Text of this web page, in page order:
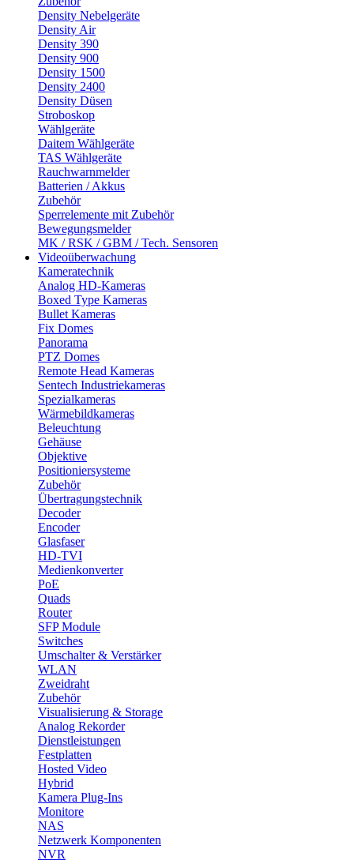
Density Nebelgeräte
Density Air
Density 390
Density 900
Density 1500
Density 2400
Density Düsen
Stroboskop
Wählgeräte
Daitem Wählgeräte
TAS Wählgeräte
Rauchwarnmelder
Batterien / Akkus
Zubehör
Sperrelemente mit Zubehör
Bewegungsmelder
MK / RSK / GBM / Tech. Sensoren
Videoüberwachung
Kameratechnik
Analog HD-Kameras
Boxed Type Kameras
Bullet Kameras
Fix Domes
Panorama
PTZ Domes
Remote Head Kameras
Sentech Industriekameras
Spezialkameras
Wärmebildkameras
Beleuchtung
Gehäuse
Objektive
Positioniersysteme
Zubehör
Übertragungstechnik
Decoder
Encoder
Glasfaser
HD-TVI
Medienkonverter
PoE
Quads
Router
SFP Module
Switches
Umschalter & Verstärker
WLAN
Zweidraht
Zubehör
Visualisierung & Storage
Analog Rekorder
Dienstleistungen
Festplatten
Hosted Video
Hybrid
Kamera Plug-Ins
Monitore
NAS
Netzwerk Komponenten
NVR